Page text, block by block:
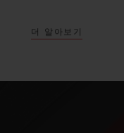
더 알아보기